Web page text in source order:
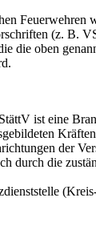
Feuerwehren
(z. B.
die oben
ist eine
der
durch die